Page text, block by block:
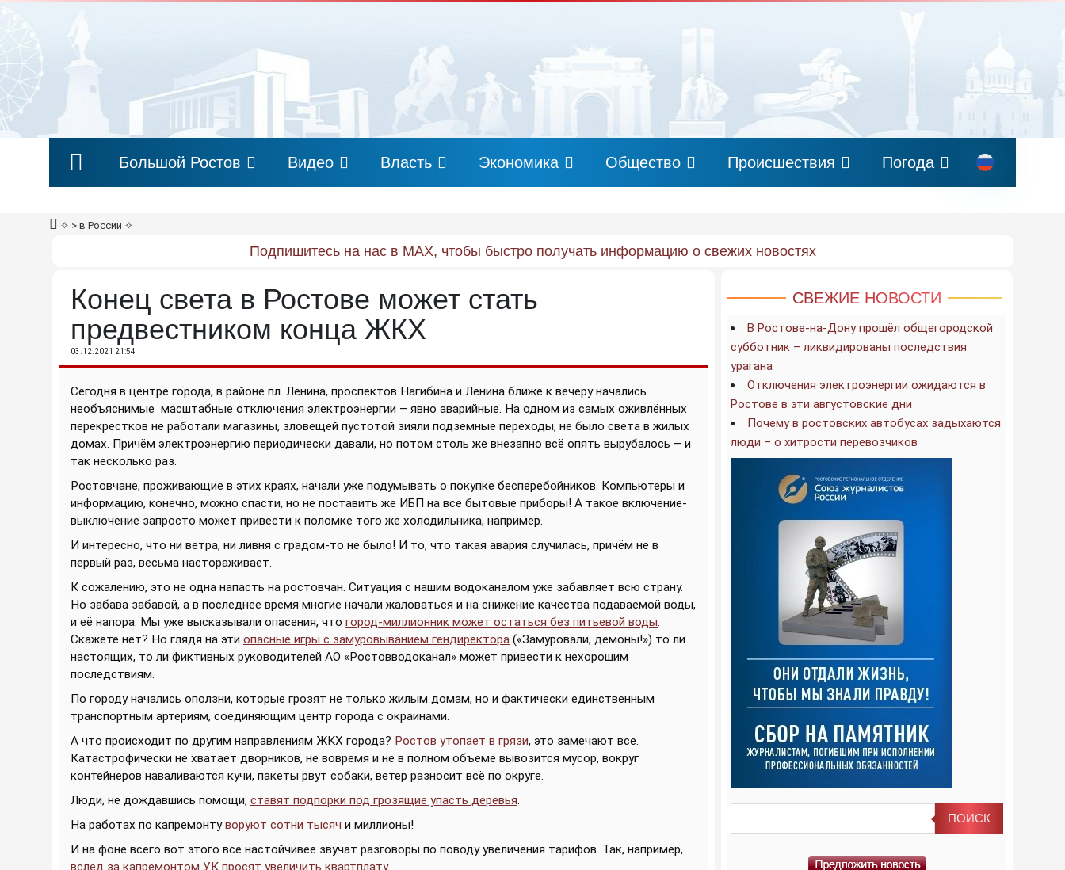
Большой Ростов Видео Власть Экономика Общество Происшествия Погода
✧ > в России ✧
Подпишитесь на нас в MAX, чтобы быстро получать информацию о свежих новостях
Конец света в Ростове может стать
предвестником конца ЖКХ
03.12.2021 21:54
Сегодня в центре города, в районе пл. Ленина, проспектов Нагибина и Ленина ближе к вечеру начались
необъяснимые масштабные отключения электроэнергии – явно аварийные. На одном из самых оживлённых
перекрёстков не работали магазины, зловещей пустотой зияли подземные переходы, не было света в жилых
домах. Причём электроэнергию периодически давали, но потом столь же внезапно всё опять вырубалось – и
так несколько раз.
Ростовчане, проживающие в этих краях, начали уже подумывать о покупке бесперебойников. Компьютеры и
информацию, конечно, можно спасти, но не поставить же ИБП на все бытовые приборы! А такое включение-
выключение запросто может привести к поломке того же холодильника, например.
И интересно, что ни ветра, ни ливня с градом-то не было! И то, что такая авария случилась, причём не в
первый раз, весьма настораживает.
К сожалению, это не одна напасть на ростовчан. Ситуация с нашим водоканалом уже забавляет всю страну.
Но забава забавой, а в последнее время многие начали жаловаться и на снижение качества подаваемой воды,
и её напора. Мы уже высказывали опасения, что город-миллионник может остаться без питьевой воды.
Скажете нет? Но глядя на эти опасные игры с замуровыванием гендиректора («Замуровали, демоны!») то ли
настоящих, то ли фиктивных руководителей АО «Ростовводоканал» может привести к нехорошим
последствиям.
По городу начались оползни, которые грозят не только жилым домам, но и фактически единственным
транспортным артериям, соединяющим центр города с окраинами.
А что происходит по другим направлениям ЖКХ города? Ростов утопает в грязи, это замечают все.
Катастрофически не хватает дворников, не вовремя и не в полном объёме вывозится мусор, вокруг
контейнеров наваливаются кучи, пакеты рвут собаки, ветер разносит всё по округе.
Люди, не дождавшись помощи, ставят подпорки под грозящие упасть деревья.
На работах по капремонтуворуют сотни тысяч и миллионы!
И на фоне всего вот этого всё настойчивее звучат разговоры по поводу увеличения тарифов. Так, например,
вслед за капремонтом УК просят увеличить квартплату.
СВЕЖИЕ НОВОСТИ
В Ростове-на-Дону прошёл общегородской
субботник – ликвидированы последствия
урагана
Отключения электроэнергии ожидаются в
Ростове в эти августовские дни
Почему в ростовских автобусах задыхаются
люди – о хитрости перевозчиков